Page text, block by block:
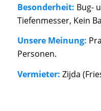
Besonderheit: Bug-
Tiefenmesser, Kein
Unsere Meinung:
Personen.
Vermieter: Zijda